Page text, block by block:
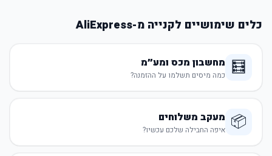
כלים שימושיים לקנייה מ-AliExpress
🧮 מחשבון מכס ומע״מ
כמה מיסים תשלמו על ההזמנה?
📦 מעקב משלוחים
איפה החבילה שלכם עכשיו?